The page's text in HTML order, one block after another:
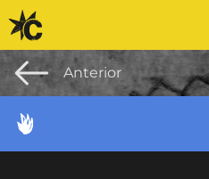
Saltar al contenido
Anterior